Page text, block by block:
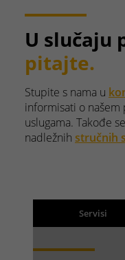
U slučaju
pitajte.
Stupite s nama u
informisati o našem
uslugama. Takođe
nadležnih stručnih
Servisi
Rezultati